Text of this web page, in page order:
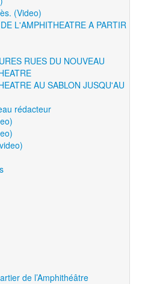
(Video)
L'AMPHITHEATRE A PARTIR
RUES DU NOUVEAU
AU SABLON JUSQU'AU
rédacteur
de l’Amphithéâtre